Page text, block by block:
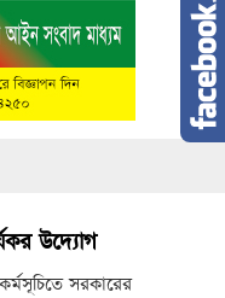
উদ্যোগ
সরকারের